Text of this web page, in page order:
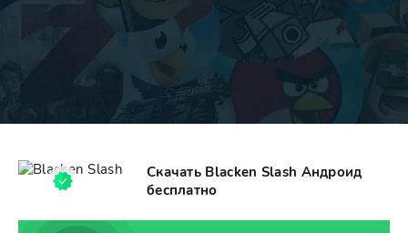
Скачать Blacken Slash Андроид
бесплатно